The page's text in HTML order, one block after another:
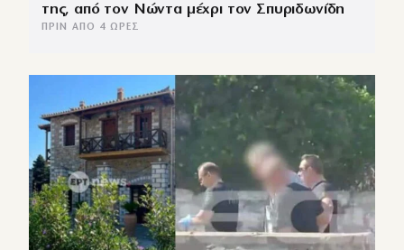
της, από τον Νώντα μέχρι τον Σπυριδωνίδη
ΠΡΙΝ ΑΠΌ 4 ΏΡΕΣ